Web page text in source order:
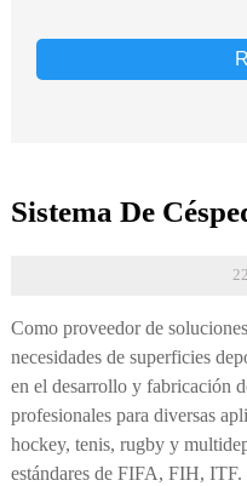
Sistema De
Como proveedor de
necesidades de superficies
en el desarrollo y fabricación
profesionales para diversas
hockey, tenis, rugby y
estándares de FIFA, FIH,